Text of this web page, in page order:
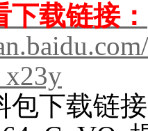
载链接：
包下载链接